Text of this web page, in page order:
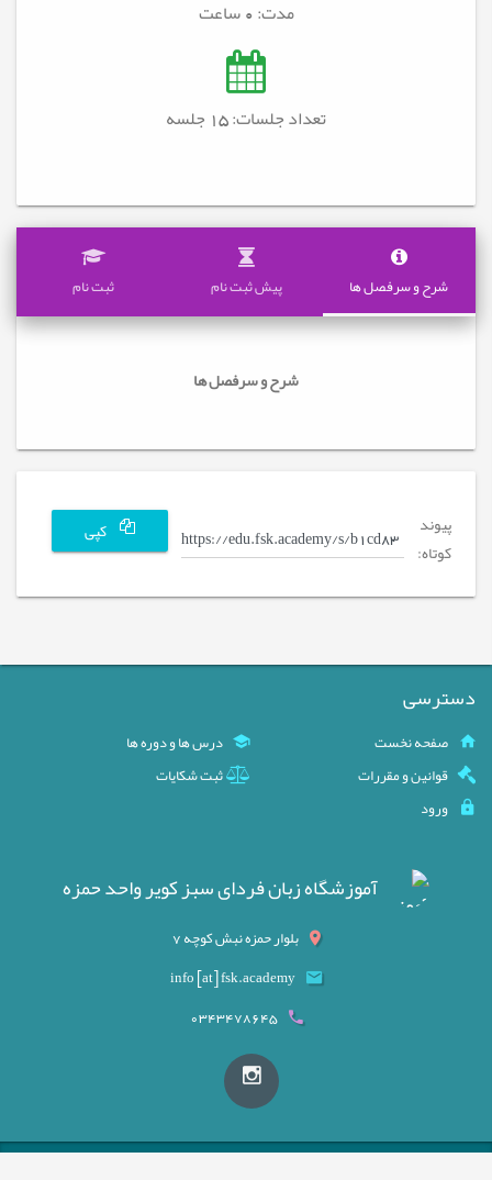
مدت:0 ساعت
تعداد جلسات: 15 جلسه
شرح و سرفصل ها پیش ثبت نام ثبت نام
شرح و سرفصل ها
پیوند
کوتاه:
کپی
دسترسی
صفحه نخست
درس ها و دوره ها
قوانین و مقررات
ثبت شکایات
ورود
آموزشگاه زبان فردای سبز کویر واحد حمزه
بلوار حمزه نبش کوچه 7
info [at] fsk.academy
0343478645